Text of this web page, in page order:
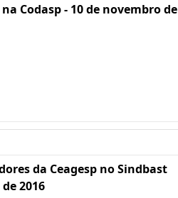
Codasp - 10 de novembro de
da Ceagesp no Sindbast
2016